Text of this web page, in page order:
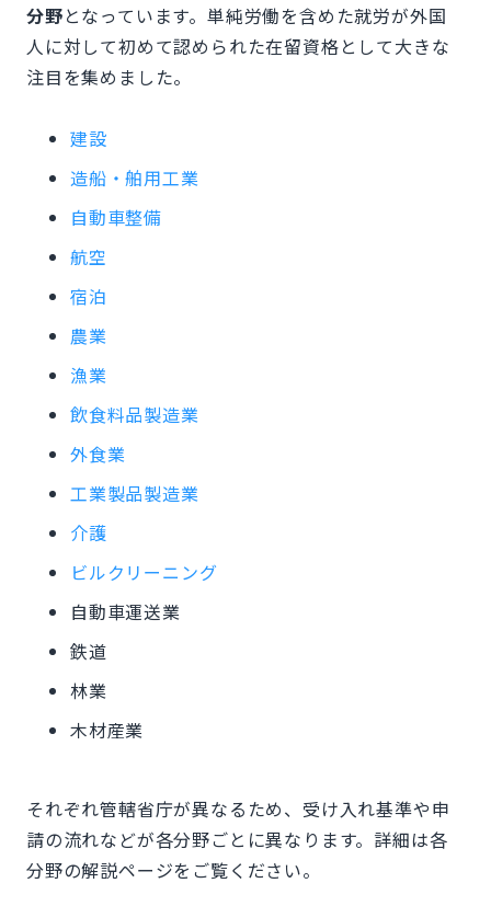
分野となっています。単純労働を含めた就労が外国
人に対して初めて認められた在留資格として大きな
注目を集めました。
建設
造船・舶用工業
自動車整備
航空
宿泊
農業
漁業
飲食料品製造業
外食業
工業製品製造業
介護
ビルクリーニング
自動車運送業
鉄道
林業
木材産業
それぞれ管轄省庁が異なるため、受け入れ基準や申
請の流れなどが各分野ごとに異なります。詳細は各
分野の解説ページをご覧ください。